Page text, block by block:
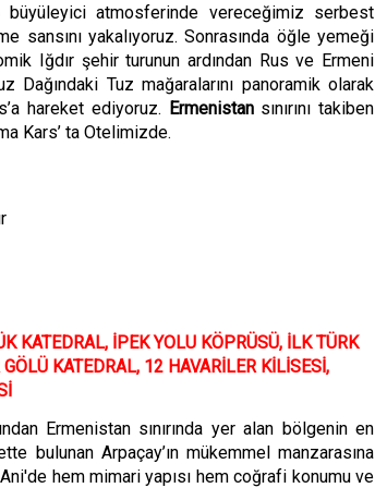
büyüleyici atmosferinde vereceğimiz serbest
sansını yakalıyoruz. Sonrasında öğle yemeği
Iğdır şehir turunun ardından Rus ve Ermeni
Dağındaki Tuz mağaralarını panoramik olarak
hareket ediyoruz. Ermenistansınırını takiben
Kars’ ta Otelimizde.
KATEDRAL, İPEK YOLU KÖPRÜSÜ, İLK TÜRK
ÖLÜ KATEDRAL, 12 HAVARİLER KİLİSESİ,
Ermenistan sınırında yer alan bölgenin en
bulunan Arpaçay’ın mükemmel manzarasına
hem mimari yapısı hem coğrafi konumu ve